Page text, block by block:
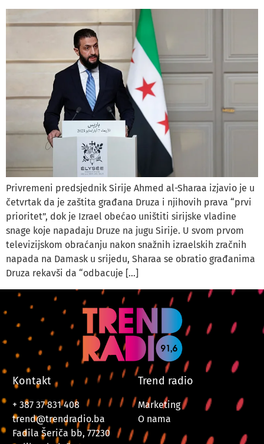
Privremeni predsjednik Sirije Ahmed al-Sharaa izjavio je u
četvrtak da je zaštita građana Druza i njihovih prava “prvi
prioritet”, dok je Izrael obećao uništiti sirijske vladine
snage koje napadaju Druze na jugu Sirije. U svom prvom
televizijskom obraćanju nakon snažnih izraelskih zračnih
napada na Damask u srijedu, Sharaa se obratio građanima
Druza rekavši da “odbacuje […]
Kontakt
+ 387 37 831 408
trend@trendradio.ba
Fadila Šeriča bb, 77230
Trend radio
Marketing
O nama